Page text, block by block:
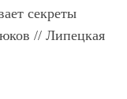
секреты
// Липецкая